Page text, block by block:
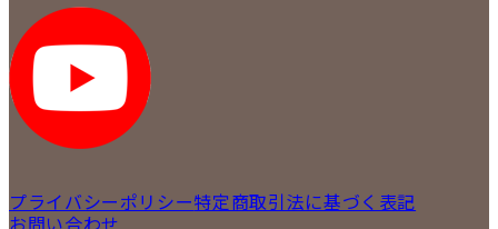
プライバシーポリシー特定商取引法に基づく表記
お問い合わせ